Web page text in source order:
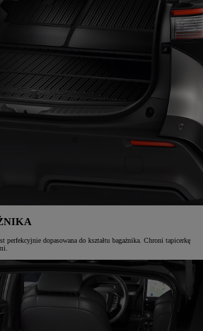
perfekcyjnie dopasowana do kształtu bagażnika. Chroni tapicerkę